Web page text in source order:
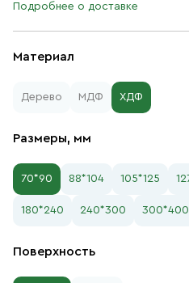
Материал
Дерево МДФ ХДФ
Размеры, мм
70*90 88*104 105*125
180*240 240*300 300*400
Поверхность
Подробнее о доставке